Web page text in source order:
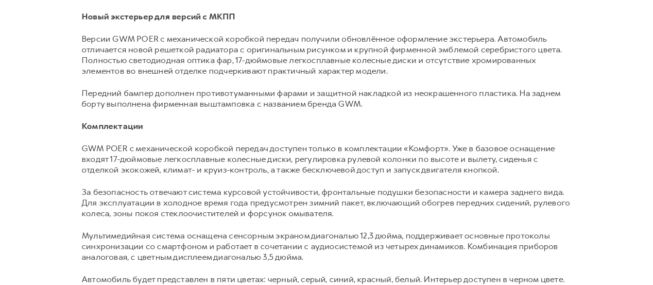
Новый экстерьер для версий с МКПП
Версии GWM POER с механической коробкой передач получили обновлённое оформление экстерьера. Автомобиль
отличается новой решеткой радиатора с оригинальным рисунком и крупной фирменной эмблемой серебристого цвета.
Полностью светодиодная оптика фар, 17-дюймовые легкосплавные колесные диски и отсутствие хромированных
элементов во внешней отделке подчеркивают практичный характер модели.
Передний бампер дополнен противотуманными фарами и защитной накладкой из неокрашенного пластика. На заднем
борту выполнена фирменная выштамповка с названием бренда GWM.
Комплектации
GWM POER с механической коробкой передач доступен только в комплектации «Комфорт». Уже в базовое оснащение
входят 17-дюймовые легкосплавные колесные диски, регулировка рулевой колонки по высоте и вылету, сиденья с
отделкой экокожей, климат- и круиз-контроль, а также бесключевой доступ и запуск двигателя кнопкой.
За безопасность отвечают система курсовой устойчивости, фронтальные подушки безопасности и камера заднего вида.
Для эксплуатации в холодное время года предусмотрен зимний пакет, включающий обогрев передних сидений, рулевого
колеса, зоны покоя стеклоочистителей и форсунок омывателя.
Мультимедийная система оснащена сенсорным экраном диагональю 12,3 дюйма, поддерживает основные протоколы
синхронизации со смартфоном и работает в сочетании с аудиосистемой из четырех динамиков. Комбинация приборов
аналоговая, с цветным дисплеем диагональю 3,5 дюйма.
Автомобиль будет представлен в пяти цветах: черный, серый, синий, красный, белый. Интерьер доступен в черном цвете.